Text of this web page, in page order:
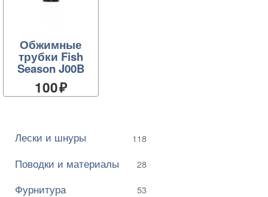
Обжимные
трубки Fish
Season J00B
100
Лески и шнуры 118
Поводки и материалы 28
Фурнитура 53